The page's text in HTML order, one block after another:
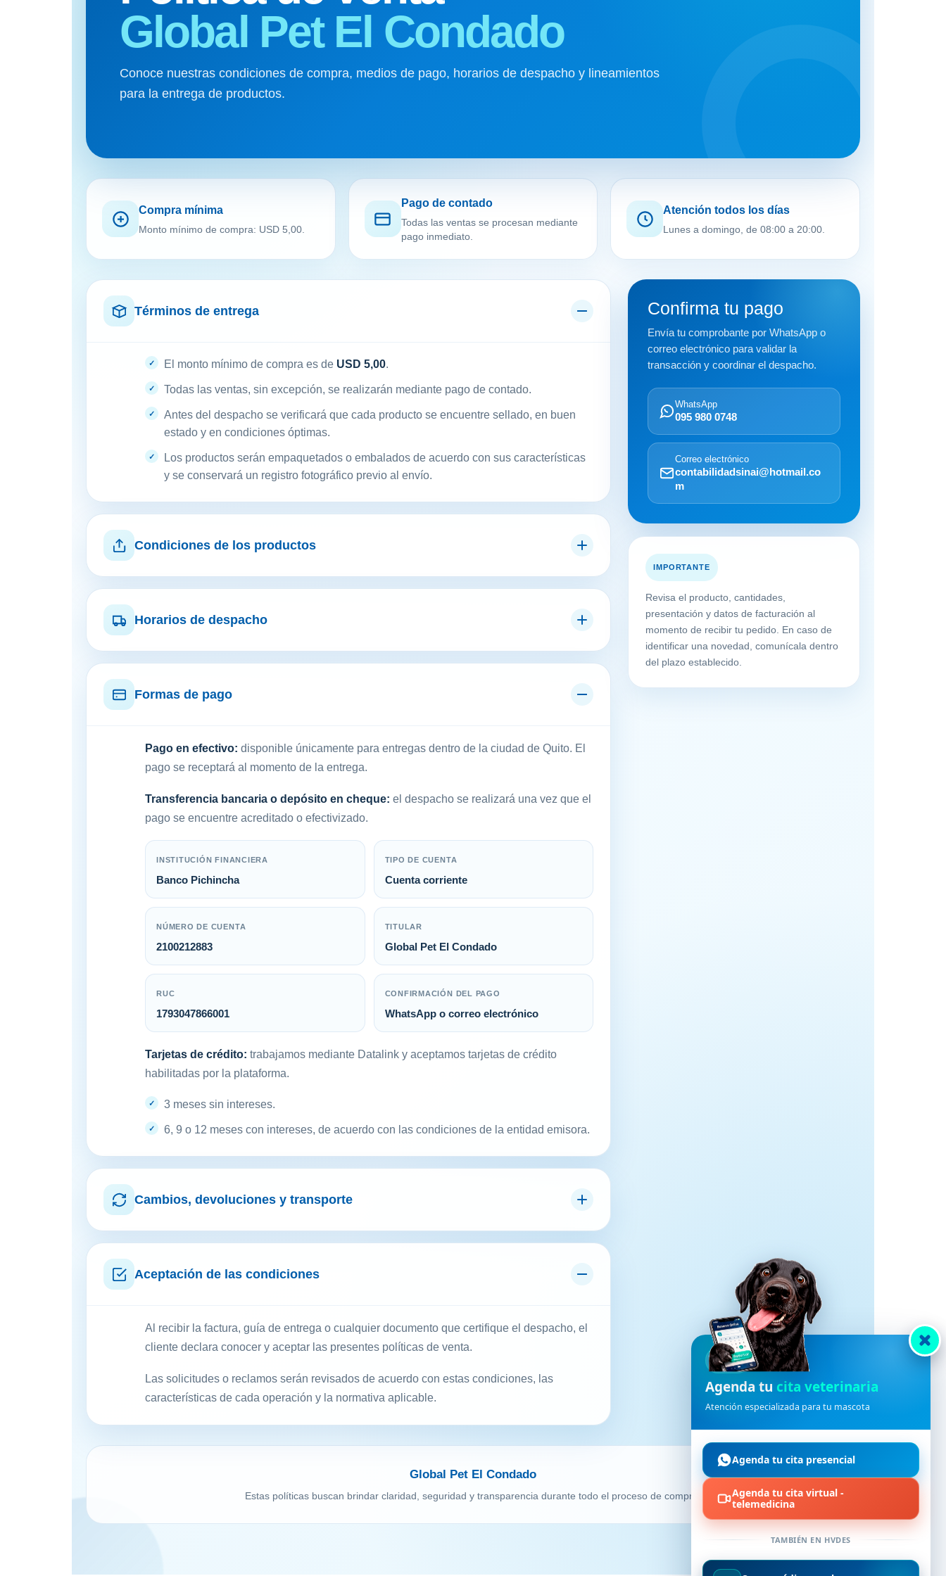
Global Pet El Condado
Conoce nuestras condiciones de compra, medios de pago, horarios de despacho y lineamientos
para la entrega de productos.
Compra mínima
Monto mínimo de compra: USD 5,00.
Pago de contado
Todas las ventas se procesan mediante
pago inmediato.
Atención todos los días
Lunes a domingo, de 08:00 a 20:00.
Términos de entrega
El monto mínimo de compra es de USD 5,00.
Todas las ventas, sin excepción, se realizarán mediante pago de contado.
Antes del despacho se verificará que cada producto se encuentre sellado, en buen
estado y en condiciones óptimas.
Los productos serán empaquetados o embalados de acuerdo con sus características
y se conservará un registro fotográfico previo al envío.
Condiciones de los productos
Horarios de despacho
Formas de pago
Pago en efectivo: disponible únicamente para entregas dentro de la ciudad de Quito. El
pago se receptará al momento de la entrega.
Transferencia bancaria o depósito en cheque: el despacho se realizará una vez que el
pago se encuentre acreditado o efectivizado.
INSTITUCIÓN FINANCIERA
Banco Pichincha
TIPO DE CUENTA
Cuenta corriente
NÚMERO DE CUENTA
2100212883
TITULAR
Global Pet El Condado
RUC
1793047866001
CONFIRMACIÓN DEL PAGO
WhatsApp o correo electrónico
Tarjetas de crédito: trabajamos mediante Datalink y aceptamos tarjetas de crédito
habilitadas por la plataforma.
3 meses sin intereses.
6, 9 o 12 meses con intereses, de acuerdo con las condiciones de la entidad emisora.
Cambios, devoluciones y transporte
Aceptación de las condiciones
Al recibir la factura, guía de entrega o cualquier documento que certifique el despacho, el
cliente declara conocer y aceptar las presentes políticas de venta.
Las solicitudes o reclamos serán revisados de acuerdo con estas condiciones, las
características de cada operación y la normativa aplicable.
Confirma tu pago
Envía tu comprobante por WhatsApp o
correo electrónico para validar la
transacción y coordinar el despacho.
WhatsApp
095 980 0748
Correo electrónico
contabilidadsinai@hotmail.co
m
IMPORTANTE
Revisa el producto, cantidades,
presentación y datos de facturación al
momento de recibir tu pedido. En caso de
identificar una novedad, comunícala dentro
del plazo establecido.
Global Pet El Condado
Estas políticas buscan brindar claridad, seguridad y transparencia durante todo el proceso de compra.
HVDES
Agenda tu cita veterinaria
Atención especializada para tu mascota
Agenda tu cita presencial
Agenda tu cita virtual -
telemedicina
TAMBIÉN EN HVDES